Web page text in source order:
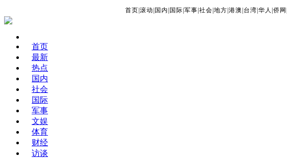
首页 滚动 国内 国际 军事 社会 地方 港澳 台湾 华人 侨网
首页
最新
热点
国内
社会
国际
军事
文娱
体育
财经
访谈